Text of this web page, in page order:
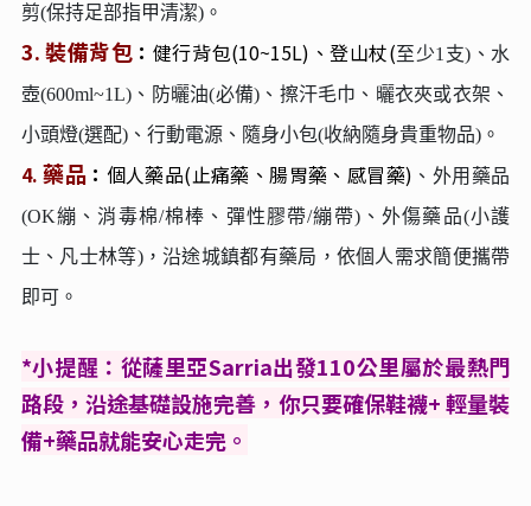
剪(保持足部指甲清潔)。
3. 裝備背包 ： 健行背包(10~15L)、登山杖(至少1支)、水
壺(600ml~1L)、防曬油(必備)、擦汗毛巾、曬衣夾或衣架、
小頭燈(選配)、行動電源、隨身小包(收納隨身貴重物品)。
4.藥品 ： 個人藥品(止痛藥、腸胃藥、感冒藥) 、外用藥品
(OK繃、消毒棉/棉棒、彈性膠帶/繃帶)、外傷藥品(小護
士、凡士林等)，沿途城鎮都有藥局，依個人需求簡便攜帶
即可。
*小提醒：從薩里亞Sarria出發110公里屬於最熱門
路段，沿途基礎設施完善，你只要確保鞋襪+ 輕量裝
備+藥品就能安心走完。